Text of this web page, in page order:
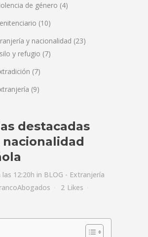
de género (4)
(10)
y nacionalidad (23)
y refugio (7)
(7)
(9)
destacadas
nacionalidad
las 12:20h in BLOG - Extranjería
2 Likes